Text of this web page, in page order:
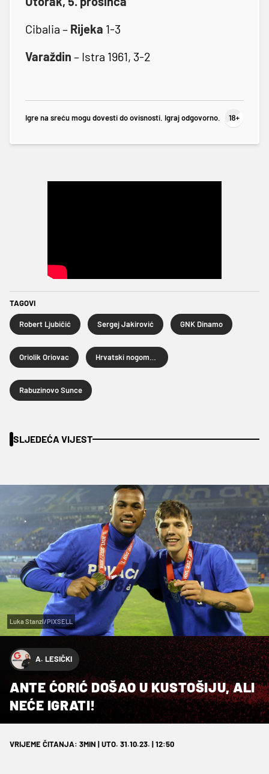
Cibalia – Rijeka 1-3
Varaždin – Istra 1961, 3-2
Igre na sreću mogu dovesti do ovisnosti. Igraj odgovorno.
TAGOVI
Robert Ljubičić Sergej Jakirović GNK Dinamo
Oriolik Oriovac
Rabuzinovo Sunce
SLJEDEĆA VIJEST
Luka Stanzl/PIXSELL
A. LESIČKI
ANTE ĆORIĆ DOŠAO U KUSTOŠIJU, ALI
NEĆE IGRATI!
VRIJEME ČITANJA: 3MIN | UTO. 31.10.23. | 12:50